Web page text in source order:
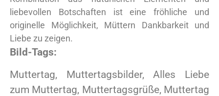
liebevollen Botschaften ist eine fröhliche und
originelle Möglichkeit, Müttern Dankbarkeit und
Liebe zu zeigen.
Bild-Tags:
Muttertag, Muttertagsbilder, Alles Liebe
zum Muttertag, Muttertagsgrüße, Muttertag